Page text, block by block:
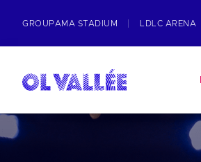
GROUPAMA STADIUM LDLC ARENA